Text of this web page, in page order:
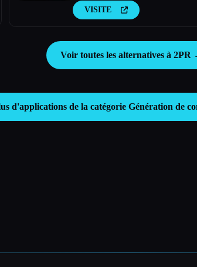
VISITE
Voir toutes les alternatives à 2PR
d'applications de la catégorie Génération de